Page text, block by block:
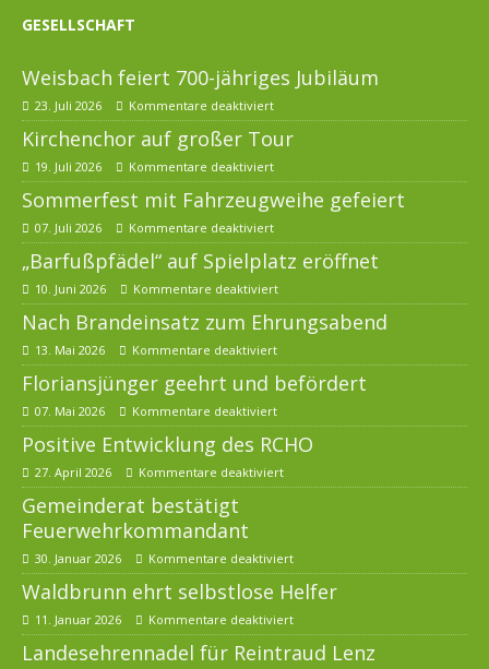
GESELLSCHAFT
Weisbach feiert 700-jähriges Jubiläum
23. Juli 2026 Kommentare deaktiviert
Kirchenchor auf großer Tour
19. Juli 2026 Kommentare deaktiviert
Sommerfest mit Fahrzeugweihe gefeiert
07. Juli 2026 Kommentare deaktiviert
„Barfußpfädel“ auf Spielplatz eröffnet
10. Juni 2026 Kommentare deaktiviert
Nach Brandeinsatz zum Ehrungsabend
13. Mai 2026 Kommentare deaktiviert
Floriansjünger geehrt und befördert
07. Mai 2026 Kommentare deaktiviert
Positive Entwicklung des RCHO
27. April 2026 Kommentare deaktiviert
Gemeinderat bestätigt
Feuerwehrkommandant
30. Januar 2026 Kommentare deaktiviert
Waldbrunn ehrt selbstlose Helfer
11. Januar 2026 Kommentare deaktiviert
Landesehrennadel für Reintraud Lenz